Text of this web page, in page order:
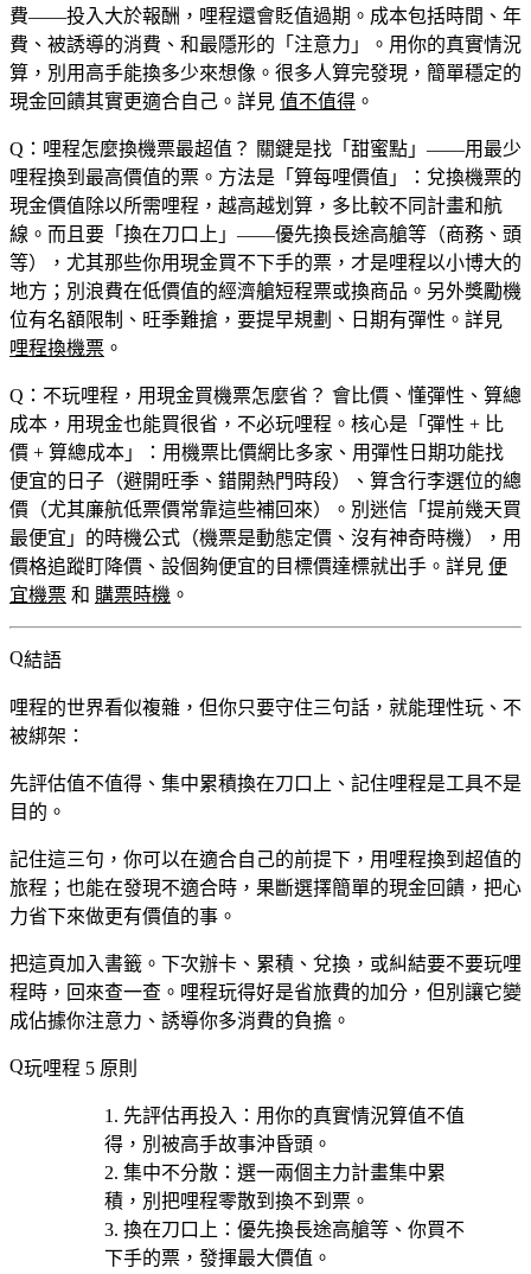
費——投入大於報酬，哩程還會貶值過期。成本包括時間、年
費、被誘導的消費、和最隱形的「注意力」。用你的真實情況
算，別用高手能換多少來想像。很多人算完發現，簡單穩定的
現金回饋其實更適合自己。詳見 值不值得 。
Q：哩程怎麼換機票最超值？ 關鍵是找「甜蜜點」——用最少
哩程換到最高價值的票。方法是「算每哩價值」：兌換機票的
現金價值除以所需哩程，越高越划算，多比較不同計畫和航
線。而且要「換在刀口上」——優先換長途高艙等（商務、頭
等），尤其那些你用現金買不下手的票，才是哩程以小博大的
地方；別浪費在低價值的經濟艙短程票或換商品。另外獎勵機
位有名額限制、旺季難搶，要提早規劃、日期有彈性。詳見
哩程換機票 。
Q：不玩哩程，用現金買機票怎麼省？ 會比價、懂彈性、算總
成本，用現金也能買很省，不必玩哩程。核心是「彈性 + 比
價 + 算總成本」：用機票比價網比多家、用彈性日期功能找
便宜的日子（避開旺季、錯開熱門時段）、算含行李選位的總
價（尤其廉航低票價常靠這些補回來）。別迷信「提前幾天買
最便宜」的時機公式（機票是動態定價、沒有神奇時機），用
價格追蹤盯降價、設個夠便宜的目標價達標就出手。詳見 便
宜機票 和 購票時機 。
結語
哩程的世界看似複雜，但你只要守住三句話，就能理性玩、不
被綁架：
先評估值不值得、集中累積換在刀口上、記住哩程是工具不是
目的。
記住這三句，你可以在適合自己的前提下，用哩程換到超值的
旅程；也能在發現不適合時，果斷選擇簡單的現金回饋，把心
力省下來做更有價值的事。
把這頁加入書籤。下次辦卡、累積、兌換，或糾結要不要玩哩
程時，回來查一查。哩程玩得好是省旅費的加分，但別讓它變
成佔據你注意力、誘導你多消費的負擔。
玩哩程 5 原則
先評估再投入 ：用你的真實情況算值不值
得，別被高手故事沖昏頭。
集中不分散 ：選一兩個主力計畫集中累
積，別把哩程零散到換不到票。
換在刀口上 ：優先換長途高艙等、你買不
下手的票，發揮最大價值。